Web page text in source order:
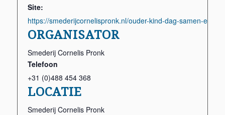
Site:
https://smederijcornelispronk.nl/ouder-kind-dag-samen-een-
LOCATIE
Smederij Cornelis Pronk
ORGANISATOR
Smederij Cornelis Pronk
Telefoon
+31 (0)488 454 368